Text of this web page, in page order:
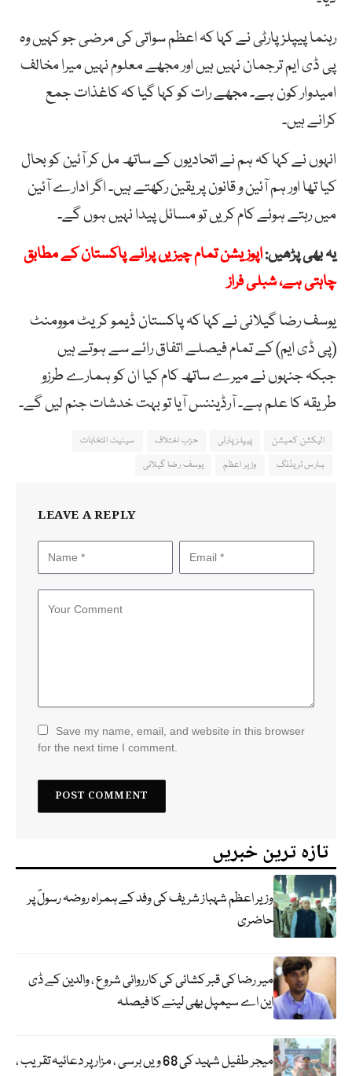
رہنما پیپلز پارٹی نے کہا کہ اعظم سواتی کی مرضی جو کہیں وہ
پی ڈی ایم ترجمان نہیں ہیں اور مجھے معلوم نہیں میرا مخالف
امیدوار کون ہے۔ مجھے رات کو کہا گیا کہ کاغذات جمع
کرانے ہیں۔
انہوں نے کہا کہ ہم نے اتحادیوں کے ساتھ مل کر آئین کو بحال
کیا تھا اور ہم آئین و قانون پر یقین رکھتے ہیں۔ اگر ادارے آئین
میں رہتے ہوئے کام کریں تو مسائل پیدا نہیں ہوں گے۔
یہ بھی پڑھیں:اپوزیشن تمام چیزیں پرانے پاکستان کے مطابق
چاہتی ہے، شبلی فراز
یوسف رضا گیلانی نے کہا کہ پاکستان ڈیمو کریٹ موومنٹ
(پی ڈی ایم) کے تمام فیصلے اتفاق رائے سے ہوتے ہیں
جبکہ جنہوں نے میرے ساتھ کام کیا ان کو ہمارے طرزو
طریقہ کا علم ہے۔ آرڈیننس آیا تو بہت خدشات جنم لیں گے۔
الیکشن کمیشن پیپلز پارٹی حزب اختلاف
سینیٹ انتخابات
ہارس ٹریڈنگ
وزیر اعظم یوسف رضا گیلانی
LEAVE A REPLY
Save my name, email, and website in this browser
for the next time I comment.
تازہ ترین خبریں
وزیر اعظم شہباز شریف کی وفد کے ہمراہ روضہ رسولؐ پر
حاضری
میر رضا کی قبر کشائی کی کارروائی شروع ، والدین کے ڈی
این اے سیمپل بھی لینے کا فیصلہ
میجر طفیل شہید کی 68 ویں برسی ، مزار پر دعائیہ تقریب ،